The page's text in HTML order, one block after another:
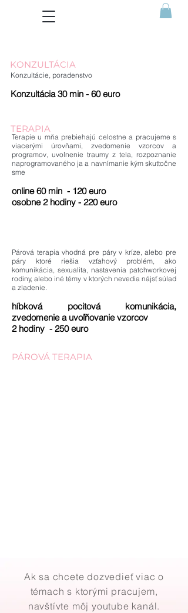
Konzultácie, poradenstvo
Konzultácia 30 min - 60 euro
KONZULTÁCIA
Terapie u mňa prebiehajú celostne a pracujeme s
viacerými úrovňami, zvedomenie vzorcov a
programov, uvoľnenie traumy z tela, rozpoznanie
naprogramovaného ja a navnímanie kým skuttočne
sme
online 60min - 120 euro
osobne 2 hodiny - 220 euro
TERAPIA
Párová terapia vhodná pre páry v kríze, alebo pre
páry ktoré riešia vzťahový problém, ako
komunikácia, sexualita, nastavenia patchworkovej
rodiny, alebo iné témy v ktorých nevedia nájsť súlad
a zladenie.
híbková pocitová komunikácia,
zvedomenie a uvoľňovanie vzorcov
2 hodiny - 250 euro
PÁROVÁ TERAPIA
Ak sa chcete dozvedieť viac o
témach s ktorými pracujem,
navštívte môj youtube kanál.